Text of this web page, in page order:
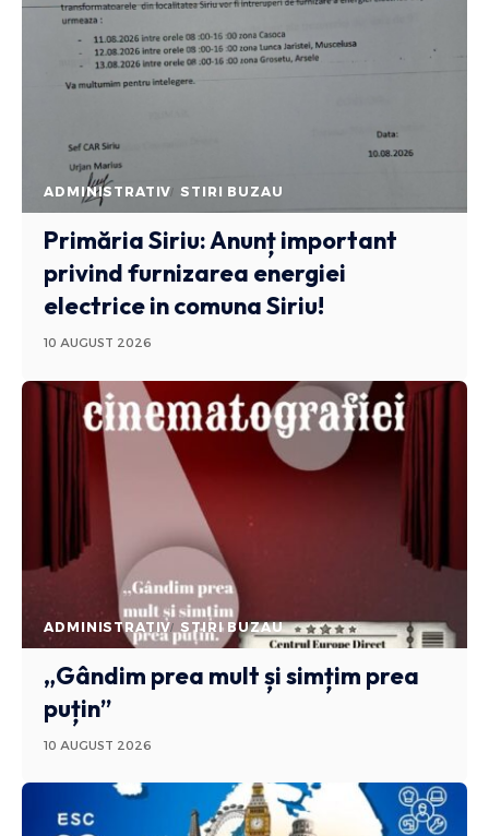
ADMINISTRATIV STIRI BUZAU
Primăria Siriu: Anunț important
privind furnizarea energiei
electrice in comuna Siriu!
10 AUGUST 2026
ADMINISTRATIV STIRI BUZAU
„Gândim prea mult și simțim prea
puțin”
10 AUGUST 2026